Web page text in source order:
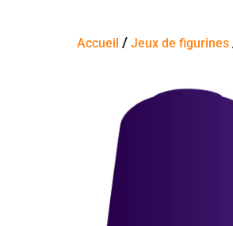
Accueil /Jeux de figurines